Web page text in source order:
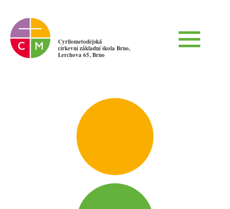
Cyrilometodějská
církevní základní škola Brno,
Lerchova 65, Brno